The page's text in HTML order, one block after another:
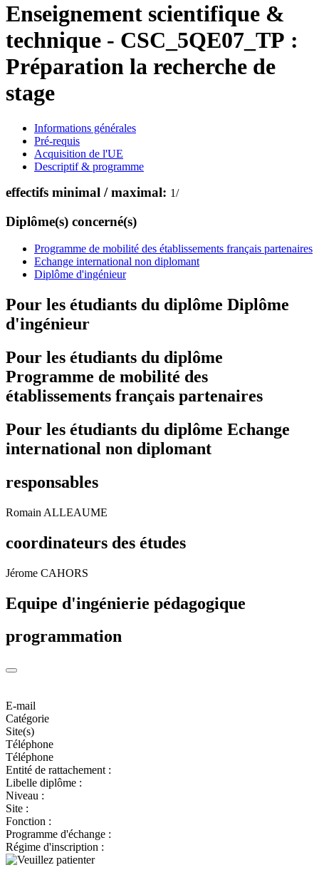
Enseignement scientifique &
technique - CSC_5QE07_TP :
Préparation la recherche de
stage
Informations générales
Pré-requis
Acquisition de l'UE
Descriptif & programme
effectifs minimal / maximal: 1/
Diplôme(s) concerné(s)
Programme de mobilité des établissements français partenaires
Echange international non diplomant
Diplôme d'ingénieur
Pour les étudiants du diplôme Diplôme
d'ingénieur
Pour les étudiants du diplôme
Programme de mobilité des
établissements français partenaires
Pour les étudiants du diplôme Echange
international non diplomant
responsables
Romain ALLEAUME
coordinateurs des études
Jérome CAHORS
Equipe d'ingénierie pédagogique
programmation
E-mail
Catégorie
Site(s)
Téléphone
Téléphone
Entité de rattachement :
Libelle diplôme :
Niveau :
Site :
Fonction :
Programme d'échange :
Régime d'inscription :